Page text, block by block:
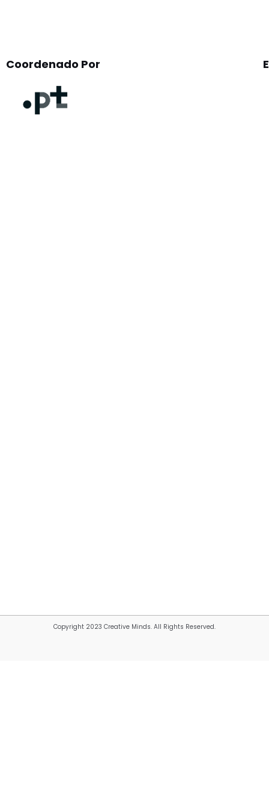
Coordenado Por
Copyright 2023 Creative Minds. All Rights Reserved.